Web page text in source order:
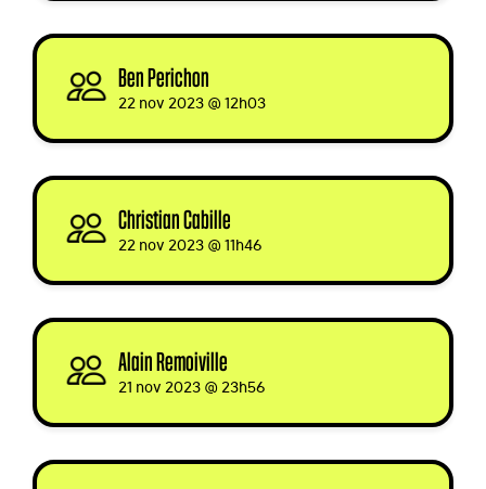
Ben Perichon
22 nov 2023 @ 12h03
Christian Cabille
22 nov 2023 @ 11h46
Alain Remoiville
21 nov 2023 @ 23h56